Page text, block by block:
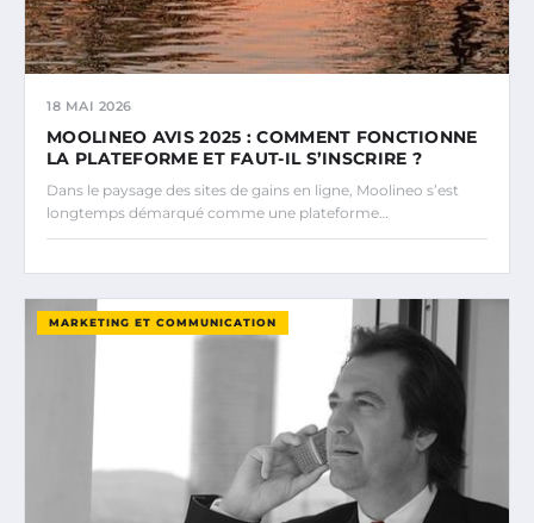
18 MAI 2026
MOOLINEO AVIS 2025 : COMMENT FONCTIONNE
LA PLATEFORME ET FAUT-IL S’INSCRIRE ?
Dans le paysage des sites de gains en ligne, Moolineo s’est
longtemps démarqué comme une plateforme…
MARKETING ET COMMUNICATION